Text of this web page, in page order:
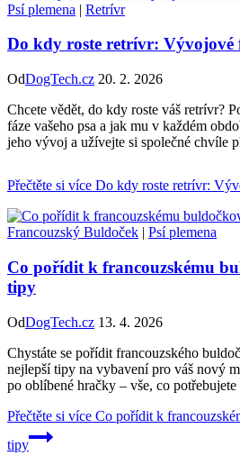
Psí plemena | Retrívr
Do kdy roste retrívr: Vývojové
OdDogTech.cz 20. 2. 2026
Chcete vědět, do kdy roste váš retrívr?
fáze vašeho psa a jak mu v každém
jeho vývoj a užívejte si společné chvíle
Přečtěte si více Do kdy roste retrívr:
Francouzský Buldoček | Psí plemena
Co pořídit k francouzskému
tipy
OdDogTech.cz 13. 4. 2026
Chystáte se pořídit francouzského
nejlepší tipy na vybavení pro váš nový
po oblíbené hračky – vše, co potřebujete
Přečtěte si více Co pořídit k
tipy